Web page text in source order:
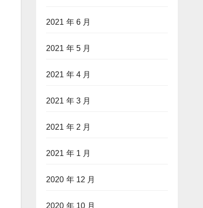
2021 年 6 月
2021 年 5 月
2021 年 4 月
2021 年 3 月
2021 年 2 月
2021 年 1 月
2020 年 12 月
2020 年 10 月